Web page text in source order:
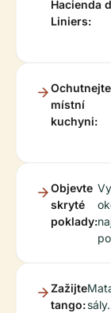
Hacienda
Liniers:
Ochutnejte
místní
kuchyni:
Objevte
skryté
poklady:
Zažijte
tango: